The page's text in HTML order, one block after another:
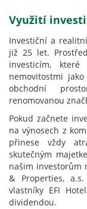
Využití
Investiční a
již 25 let.
investicím,
nemovitostmi
obchodní
renomovanou
Pokud začnete
na výnosech z
přinese vždy
skutečným
našim investorům
& Properties,
vlastníky EFI
dividendou.